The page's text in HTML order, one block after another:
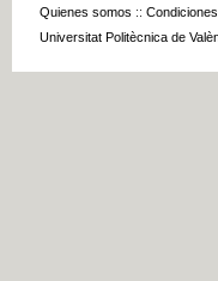
Quienes somos ::
Universitat Politècnica de